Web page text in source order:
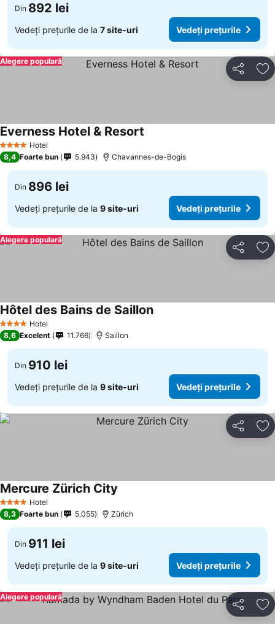
Din 892 lei
Vedeți prețurile de la 7 site-uri Vedeți prețurile
Distribuiți
Alegere populară
4 Stele Hotel
Everness Hotel & Resort
8,4 Foarte bun 5.943 Chavannes-de-Bogis
Din 896 lei
Vedeți prețurile de la 9 site-uri Vedeți prețurile
Distribuiți
Alegere populară
4 Stele Hotel
Hôtel des Bains de Saillon
8,6 Excelent 11.766 Saillon
Din 910 lei
Vedeți prețurile de la 9 site-uri Vedeți prețurile
Distribuiți
4 Stele Hotel
Mercure Zürich City
8,3 Foarte bun 5.055 Zürich
Din 911 lei
Vedeți prețurile de la 9 site-uri Vedeți prețurile
Distribuiți
Alegere populară